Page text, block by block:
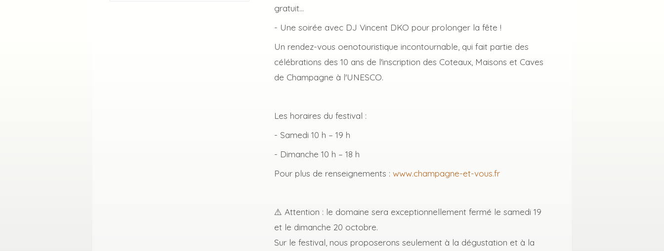
gratuit...
- Une soirée avec DJ Vincent DKO pour prolonger la fête !
Un rendez-vous oenotouristique incontournable, qui fait partie des
célébrations des 10 ans de l'inscription des Coteaux, Maisons et Caves
de Champagne à l'UNESCO.
Les horaires du festival :
- Samedi 10 h – 19 h
- Dimanche 10 h – 18 h
Pour plus de renseignements :www.champagne-et-vous.fr
⚠️ Attention : le domaine sera exceptionnellement fermé le samedi 19
et le dimanche 20 octobre.
Sur le festival, nous proposerons seulement à la dégustation et à la